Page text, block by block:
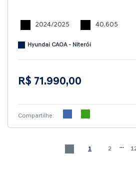
2024/2025 40.605
Hyundai CAOA - Niterói
R$ 71.990,00
Compartilhe:
1 2 ...